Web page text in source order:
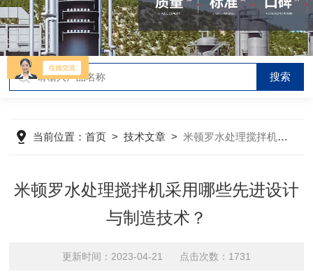
当前位置：首页 >技术文章 >米顿罗水处理搅拌机采用哪些先进设计与制造技术？
米顿罗水处理搅拌机采用哪些先进设计
与制造技术？
更新时间：2023-04-21 点击次数：1731